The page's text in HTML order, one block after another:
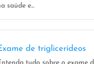
saúde e...
de triglicerídeos